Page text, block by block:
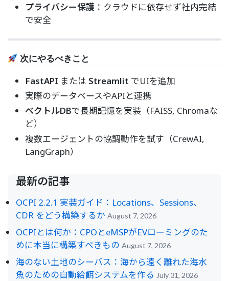
プライバシー保護 ：クラウドに依存せず社内完結
で安全
次にやるべきこと
FastAPI または Streamlit でUIを追加
実際のデータベースやAPIと連携
ベクトルDBで長期記憶を実装（FAISS, Chromaな
ど）
複数エージェントの協調動作を試す（CrewAI,
LangGraph）
最新の記事
OCPI 2.2.1 実装ガイド：Locations、Sessions、
CDR をどう構築するか August 7, 2026
OCPIとは何か：CPOとeMSPがEVローミングのた
めに本当に構築すべきもの August 7, 2026
海のない土地のシーバス：海から遠く離れた海水
魚のための自動給餌システムを作る July 31, 2026